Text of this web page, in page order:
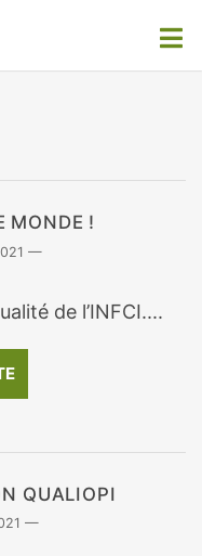
MONDE !
de l’INFCI....
QUALIOPI